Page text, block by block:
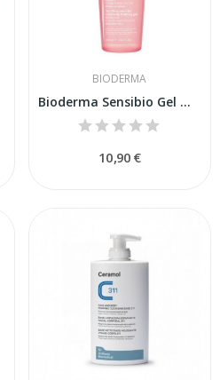
BIODERMA
Bioderma Sensibio Gel Moussant 200ml
10,90 €